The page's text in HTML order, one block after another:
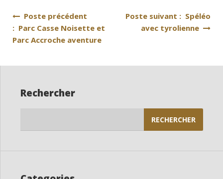
Navigation
de
Poste précédent
: Parc Casse Noisette et
Parc Accroche aventure
Poste suivant : Spéléo
avec tyrolienne
Rechercher